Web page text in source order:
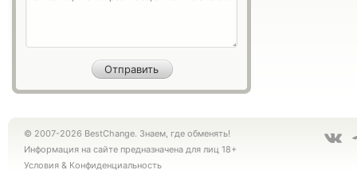
© 2007-2026 BestChange. Знаем, где обменять!
Информация на сайте предназначена для лиц 18+
Условия & Конфиденциальность